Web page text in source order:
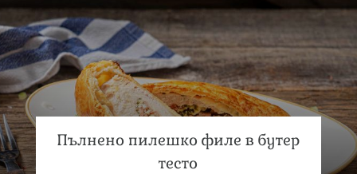
Пълнено пилешко филе в бутер
тесто